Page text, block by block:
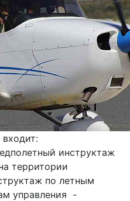
инструктаж
территории
по летным
управления -